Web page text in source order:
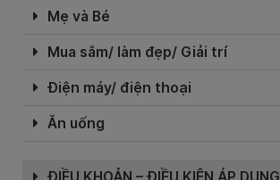
Mẹ và Bé
Mua sắm/ làm đẹp/ Giải trí
Điện máy/ điện thoại
Ăn uống
ĐIỀU KHOẢN – ĐIỀU KIỆN ÁP DỤNG